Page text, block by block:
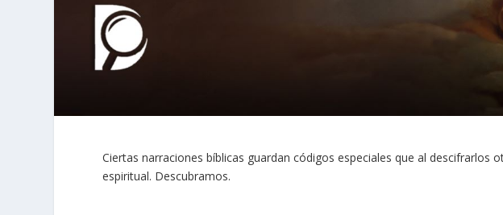
Ciertas narraciones bíblicas guardan códigos especiales que al descifrarlos
espiritual. Descubramos.